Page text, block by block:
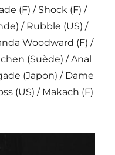
(F) / Shock (F) /
/ Rubble (US) /
Woodward (F) /
(Suède) / Anal
(Japon) / Dame
(US) / Makach (F)